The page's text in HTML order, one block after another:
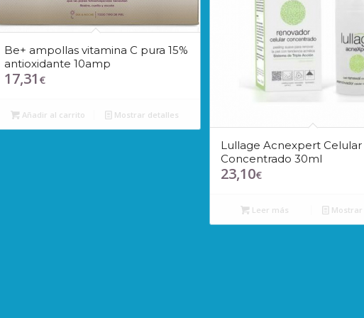
Be+ ampollas vitamina C pura 15%
antioxidante 10amp
17,31 €
Añadir al carrito Mostrar detalles
Lullage Acnexpert Celular
Concentrado 30ml
23,10€
Leer más